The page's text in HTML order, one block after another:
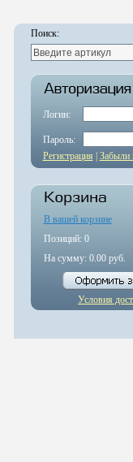
Поиск:
Логин:
Пароль:
Регистрация
Забыли
В вашей корзине
Позиций: 0
На сумму: 0.00руб.
Условия